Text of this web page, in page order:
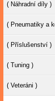
( Náhradní díly )
( Pneumatiky a
( Příslušenství )
( Tuning )
( Veteráni )